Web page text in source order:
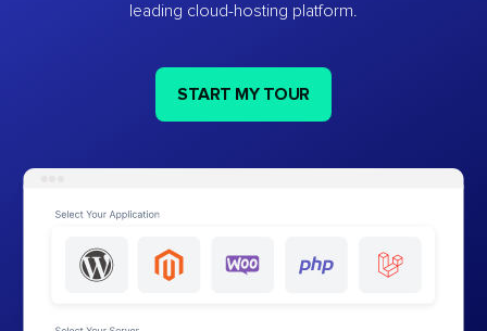
leading cloud-hosting platform.
START MY TOUR